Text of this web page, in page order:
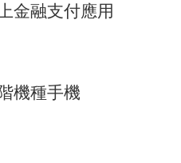
金融支付應用
機種手機